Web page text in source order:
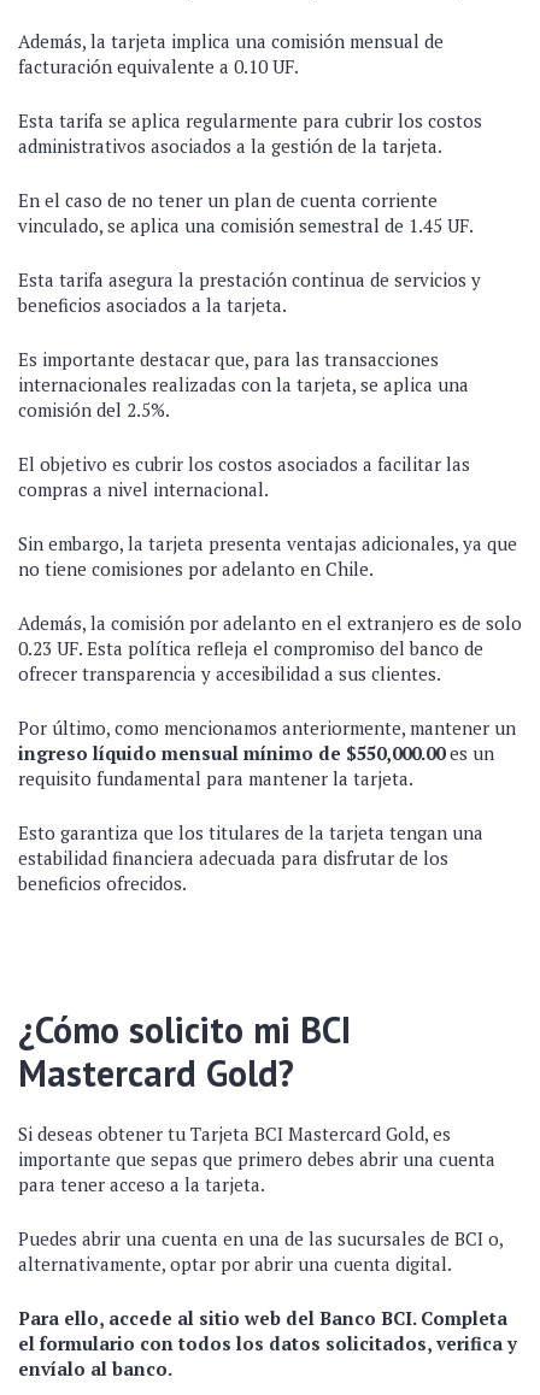
Además, la tarjeta implica una comisión mensual de
facturación equivalente a 0.10 UF.
Esta tarifa se aplica regularmente para cubrir los costos
administrativos asociados a la gestión de la tarjeta.
En el caso de no tener un plan de cuenta corriente
vinculado, se aplica una comisión semestral de 1.45 UF.
Esta tarifa asegura la prestación continua de servicios y
beneficios asociados a la tarjeta.
Es importante destacar que, para las transacciones
internacionales realizadas con la tarjeta, se aplica una
comisión del 2.5%.
El objetivo es cubrir los costos asociados a facilitar las
compras a nivel internacional.
Sin embargo, la tarjeta presenta ventajas adicionales, ya que
no tiene comisiones por adelanto en Chile.
Además, la comisión por adelanto en el extranjero es de solo
0.23 UF. Esta política refleja el compromiso del banco de
ofrecer transparencia y accesibilidad a sus clientes.
Por último, como mencionamos anteriormente, mantener un
ingreso líquido mensual mínimo de $550,000.00es un
requisito fundamental para mantener la tarjeta.
Esto garantiza que los titulares de la tarjeta tengan una
estabilidad financiera adecuada para disfrutar de los
beneficios ofrecidos.
¿Cómo solicito mi BCI
Mastercard Gold?
Si deseas obtener tu Tarjeta BCI Mastercard Gold, es
importante que sepas que primero debes abrir una cuenta
para tener acceso a la tarjeta.
Puedes abrir una cuenta en una de las sucursales de BCI o,
alternativamente, optar por abrir una cuenta digital.
Para ello, accede al sitio web del Banco BCI. Completa
el formulario con todos los datos solicitados, verifica y
envíalo al banco.